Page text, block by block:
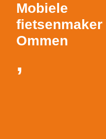
Mobiele
fietsenmaker
Ommen
,